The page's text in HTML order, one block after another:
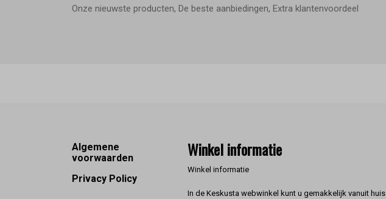
Onze nieuwste producten, De beste aanbiedingen, Extra klantenvoordeel
Footer
Algemene
voorwaarden
Privacy Policy
Winkel informatie
Winkel informatie
In de Keskusta webwinkel kunt u gemakkelijk vanuit huis